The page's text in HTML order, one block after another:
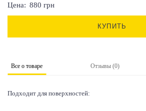
Цена: 880 грн
КУПИТЬ
Все о товаре Отзывы (0)
Подходит для поверхностей: